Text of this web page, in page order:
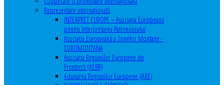
Reprezentare internaţională
INTERPRET EUROPE – Asociația Europeană
pentru Interpretarea Patrimoniului
Asociația Europeană a Zonelor Montane -
EUROMONTANA
Asociația Regiunilor Europene de
Frontieră (AEBR)
Adunarea Regiunilor Europene (ARE)